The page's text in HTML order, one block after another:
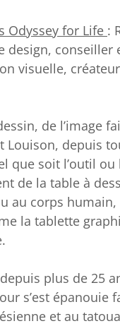
Odyssey for Life :
design, conseiller
visuelle,
de l’image
Louison, depuis
que soit l’outil
de la table à
au corps
la tablette
plus de 25
s’est épanouie
et au